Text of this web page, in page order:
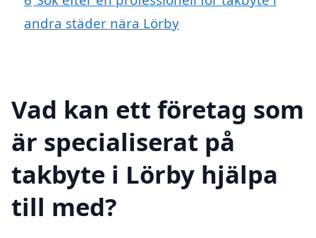
andra städer nära Lörby
Vad kan ett företag som
är specialiserat på
takbyte i Lörby hjälpa
till med?